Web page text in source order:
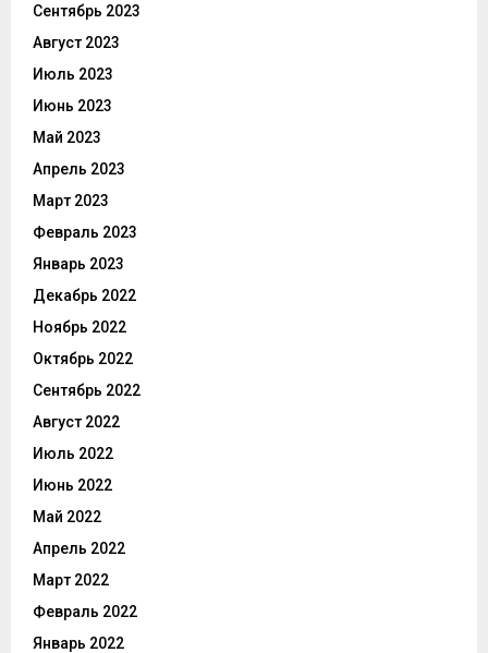
Сентябрь 2023
Август 2023
Июль 2023
Июнь 2023
Май 2023
Апрель 2023
Март 2023
Февраль 2023
Январь 2023
Декабрь 2022
Ноябрь 2022
Октябрь 2022
Сентябрь 2022
Август 2022
Июль 2022
Июнь 2022
Май 2022
Апрель 2022
Март 2022
Февраль 2022
Январь 2022